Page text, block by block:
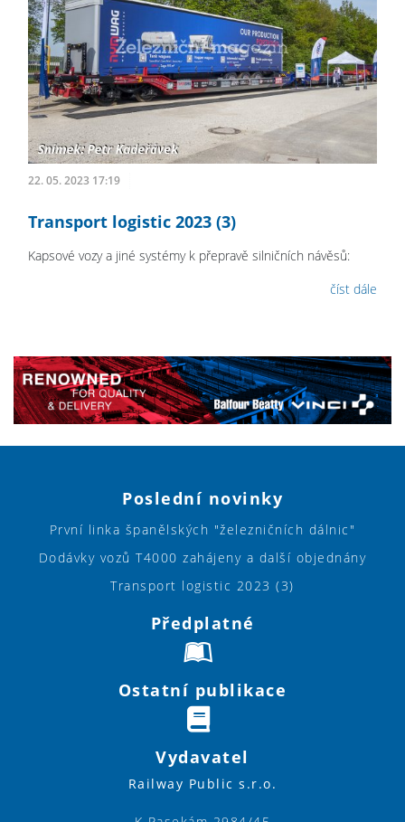
22. 05. 2023 17:19
Transport logistic 2023 (3)
Kapsové vozy a jiné systémy k přepravě silničních návěsů:
číst dále
Poslední novinky
První linka španělských "železničních dálnic"
Dodávky vozů T4000 zahájeny a další objednány
Transport logistic 2023 (3)
Předplatné
Ostatní publikace
Vydavatel
Railway Public s.r.o.